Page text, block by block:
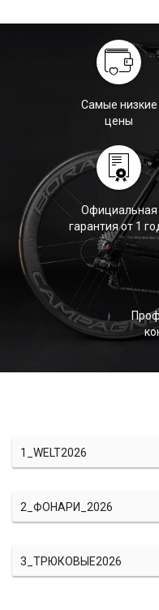
Самые низкие
цены
Официальная
гарантия от 1
1_WELT2026
2_ФОНАРИ_2026
3_ТРЮКОВЫЕ2026